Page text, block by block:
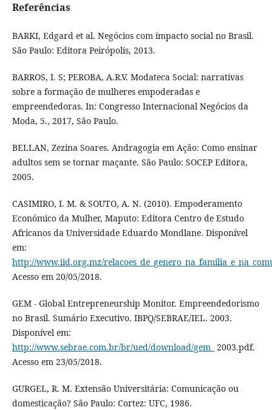
Referências
BARKI, Edgard et al. Negócios com impacto social no Brasil.
São Paulo: Editora Peirópolis, 2013.
BARROS, I. S; PEROBA, A.R.V. Modateca Social: narrativas
sobre a formação de mulheres empoderadas e
empreendedoras. In: Congresso Internacional Negócios da
Moda, 5., 2017, São Paulo.
BELLAN, Zezina Soares. Andragogia em Ação: Como ensinar
adultos sem se tornar maçante. São Paulo: SOCEP Editora,
2005.
CASIMIRO, I. M. & SOUTO, A. N. (2010). Empoderamento
Económico da Mulher, Maputo: Editora Centro de Estudo
Africanos da Universidade Eduardo Mondlane. Disponível
em:
http://www.iid.org.mz/
Acesso em 20/05/2018.
GEM - Global Entrepreneurship Monitor. Empreendedorismo
no Brasil. Sumário Executivo. IBPQ/SEBRAE/IEL. 2003.
Disponível em:
http://www.sebrae.com.br/br/ued/download/gem_ 2003.pdf.
Acesso em 23/05/2018.
GURGEL, R. M. Extensão Universitária: Comunicação ou
domesticação? São Paulo: Cortez: UFC, 1986.